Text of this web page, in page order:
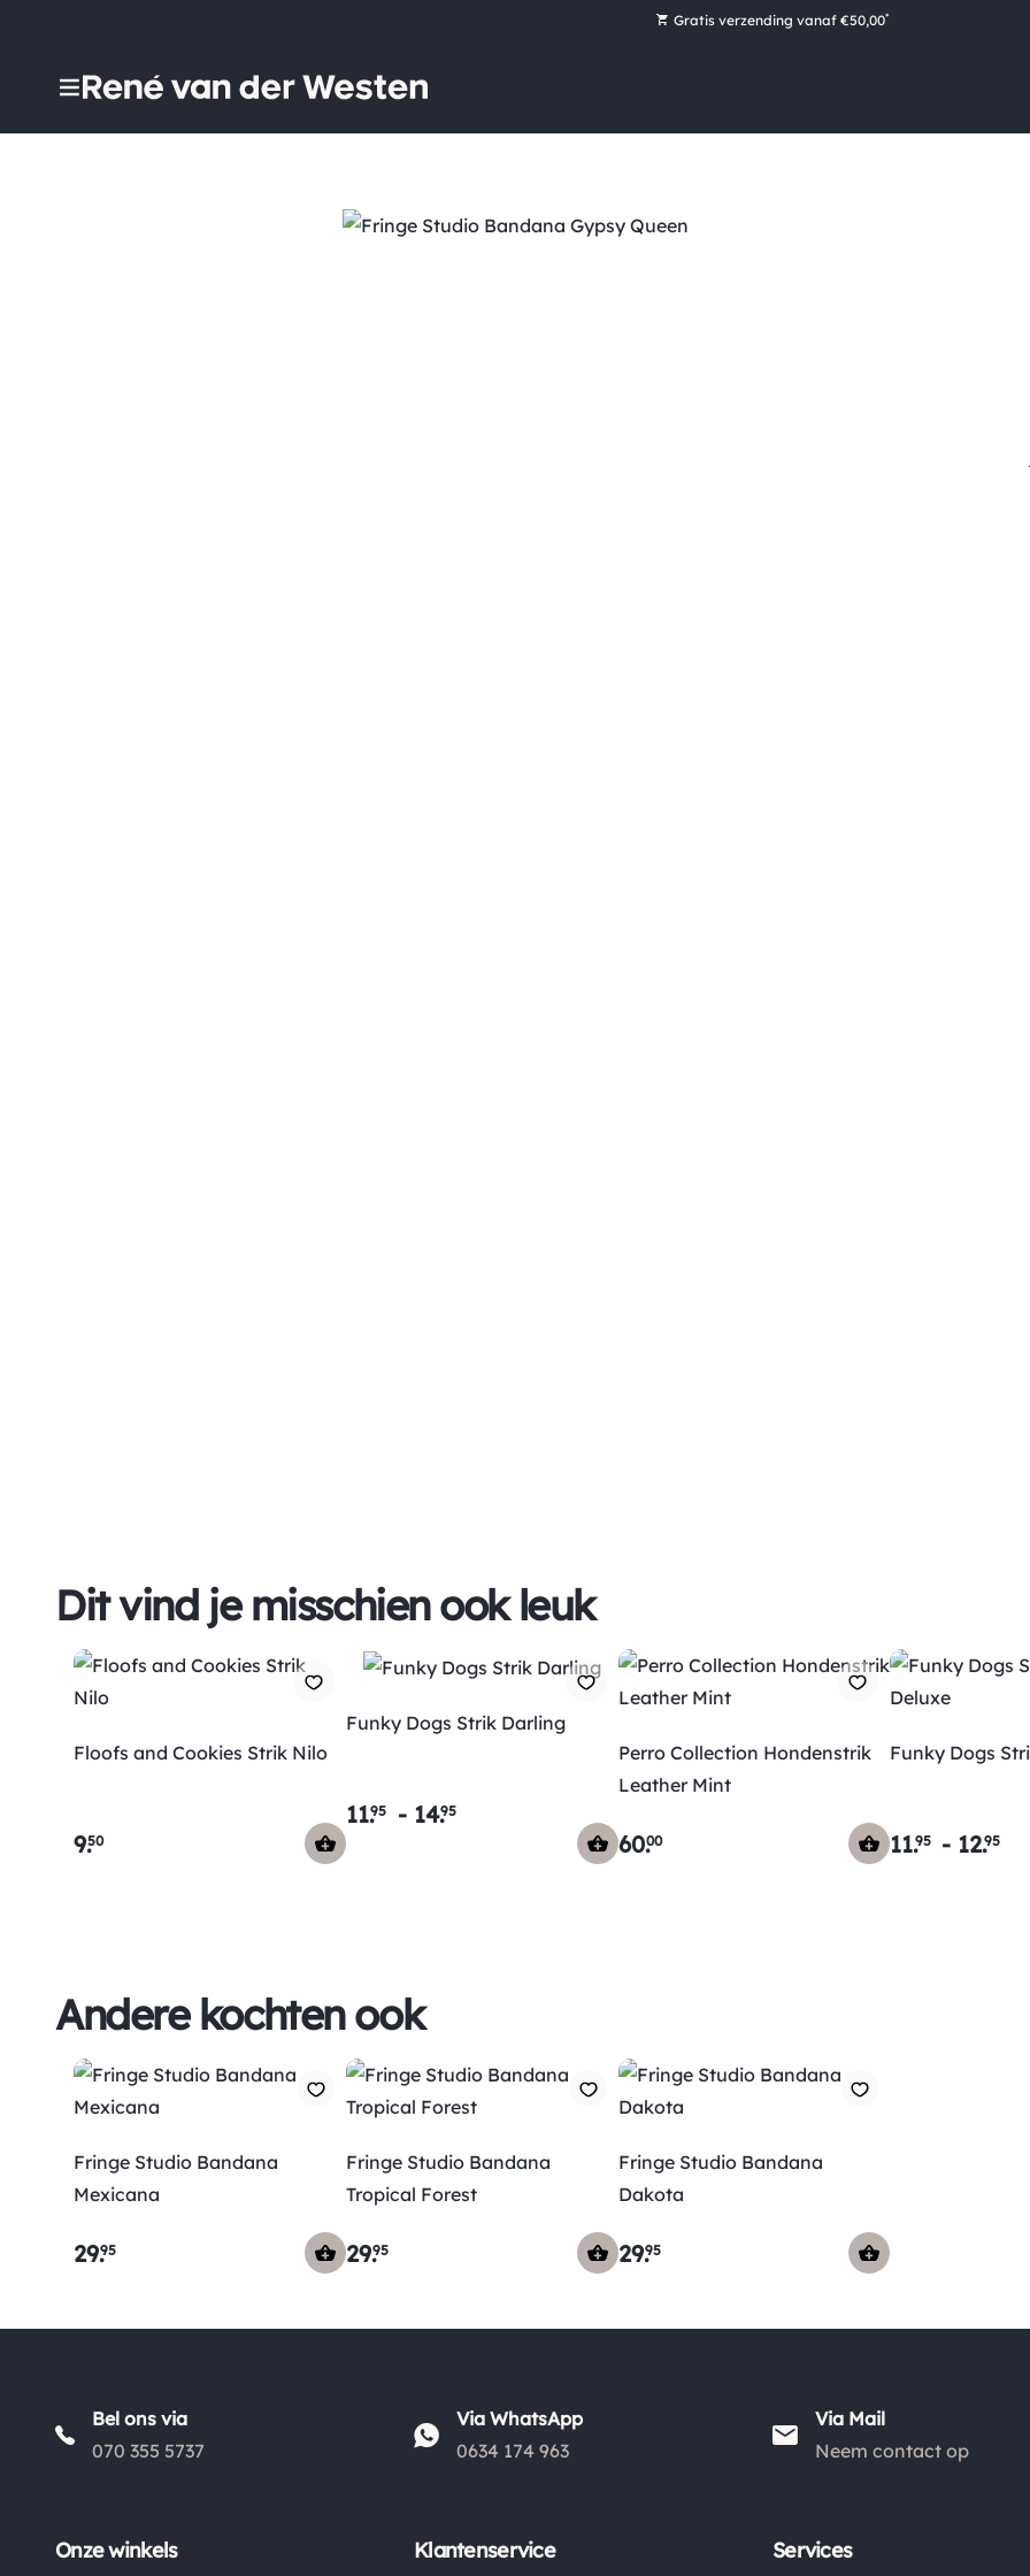
Gratis verzending vanaf €50,00*
Dit vind je misschien ook leuk
Floofs and Cookies Strik Nilo
9.50
Funky Dogs Strik Darling
11.95 - 14.95
Perro Collection Hondenstrik
Leather Mint
60.00
Funky Dogs
11.95 - 12.95
Andere kochten ook
Fringe Studio Bandana
Mexicana
29.95
Fringe Studio Bandana
Tropical Forest
29.95
Fringe Studio Bandana
Dakota
29.95
Bel ons via
070 355 5737
Via WhatsApp
0634 174 963
Via Mail
Neem contact op
Onze winkels Klantenservice Services